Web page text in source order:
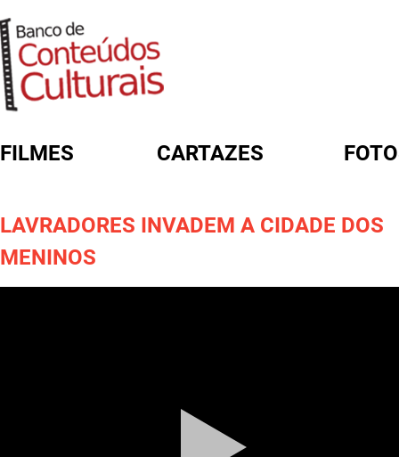
FILMES CARTAZES
LAVRADORES INVADEM A CIDADE DOS
MENINOS